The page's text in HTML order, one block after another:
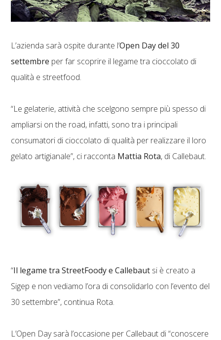
L’azienda sarà ospite durante l’Open Day del 30
settembre per far scoprire il legame tra cioccolato di
qualità e streetfood.
“Le gelaterie, attività che scelgono sempre più spesso di
ampliarsi on the road, infatti, sono tra i principali
consumatori di cioccolato di qualità per realizzare il loro
gelato artigianale”, ci racconta Mattia Rota, di Callebaut.
“Il legame tra StreetFoody e Callebaut si è creato a
Sigep e non vediamo l’ora di consolidarlo con l’evento del
30 settembre”, continua Rota.
L’Open Day sarà l’occasione per Callebaut di “conoscere